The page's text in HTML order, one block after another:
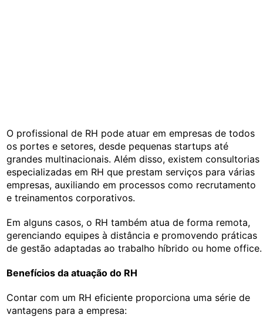
O profissional de RH pode atuar em empresas de todos
os portes e setores, desde pequenas startups até
grandes multinacionais. Além disso, existem consultorias
especializadas em RH que prestam serviços para várias
empresas, auxiliando em processos como recrutamento
e treinamentos corporativos.
Em alguns casos, o RH também atua de forma remota,
gerenciando equipes à distância e promovendo práticas
de gestão adaptadas ao trabalho híbrido ou home office.
Benefícios da atuação do RH
Contar com um RH eficiente proporciona uma série de
vantagens para a empresa: